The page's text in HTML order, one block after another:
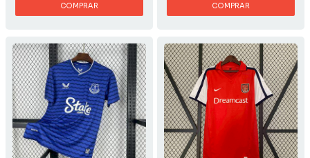
COMPRAR COMPRAR